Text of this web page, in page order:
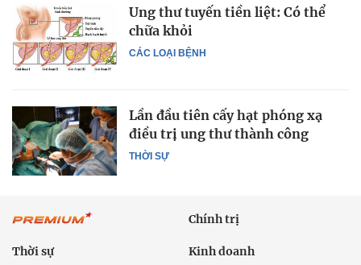
CÁC LOẠI BỆNH
Ung thư tuyến tiền liệt: Có thể
chữa khỏi
THỜI SỰ
Lần đầu tiên cấy hạt phóng xạ
điều trị ung thư thành công
Chính trị
Thời sự Kinh doanh